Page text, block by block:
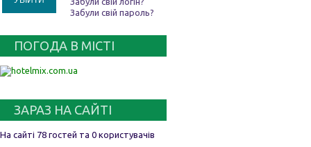
Забули свій пароль?
ПОГОДА В МІСТІ
ЗАРАЗ НА САЙТІ
На сайті 78 гостей та 0 користувачів